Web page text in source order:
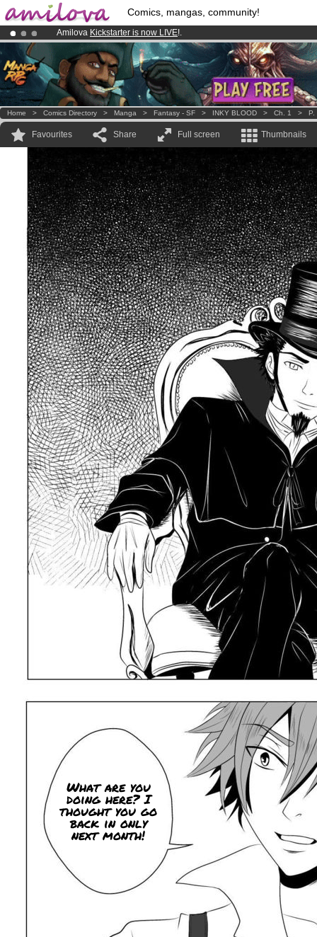
Comics, mangas, community!
Amilova Kickstarter is now LIVE!.
Already 134393membersand 1208comics & mangas!.
Premium membership from3.95 euros per month !Get membership
Home > Comics Directory > Manga > Fantasy - SF > INKY BLOOD > Ch. 1 > P.
Favourites Share Full screen Thumbnails
What are you
doing here? I
thought you go
back in only
next month!